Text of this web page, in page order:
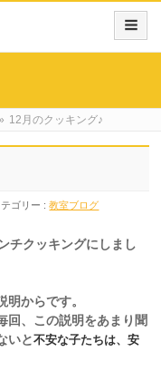
12月のクッキング♪
テゴリー :教室ブログ
チクッキングにしまし
からです。
回、この説明をあまり聞
いと不安な子たちは、安